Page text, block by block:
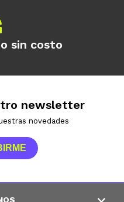
sin costo
newsletter
novedades